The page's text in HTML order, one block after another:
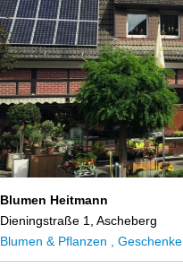
Blumen Heitmann
Dieningstraße 1, Ascheberg
Blumen & Pflanzen , Geschenke